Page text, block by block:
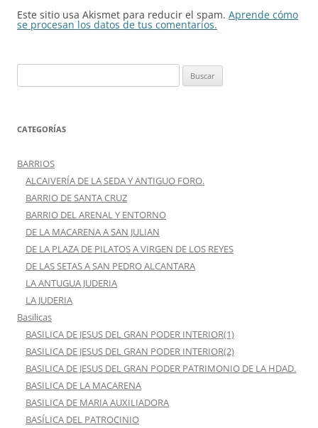
Este sitio usa Akismet para reducir el spam. Aprende cómo
se procesan los datos de tus comentarios.
CATEGORÍAS
BARRIOS
ALCAIVERÍA DE LA SEDA Y ANTIGUO FORO.
BARRIO DE SANTA CRUZ
BARRIO DEL ARENAL Y ENTORNO
DE LA MACARENA A SAN JULIAN
DE LA PLAZA DE PILATOS A VIRGEN DE LOS REYES
DE LAS SETAS A SAN PEDRO ALCANTARA
LA ANTUGUA JUDERIA
LA JUDERIA
Basilicas
BASILICA DE JESUS DEL GRAN PODER INTERIOR(1)
BASILICA DE JESUS DEL GRAN PODER INTERIOR(2)
BASILICA DE JESUS DEL GRAN PODER PATRIMONIO DE LA HDAD.
BASILICA DE LA MACARENA
BASILICA DE MARIA AUXILIADORA
BASÍLICA DEL PATROCINIO